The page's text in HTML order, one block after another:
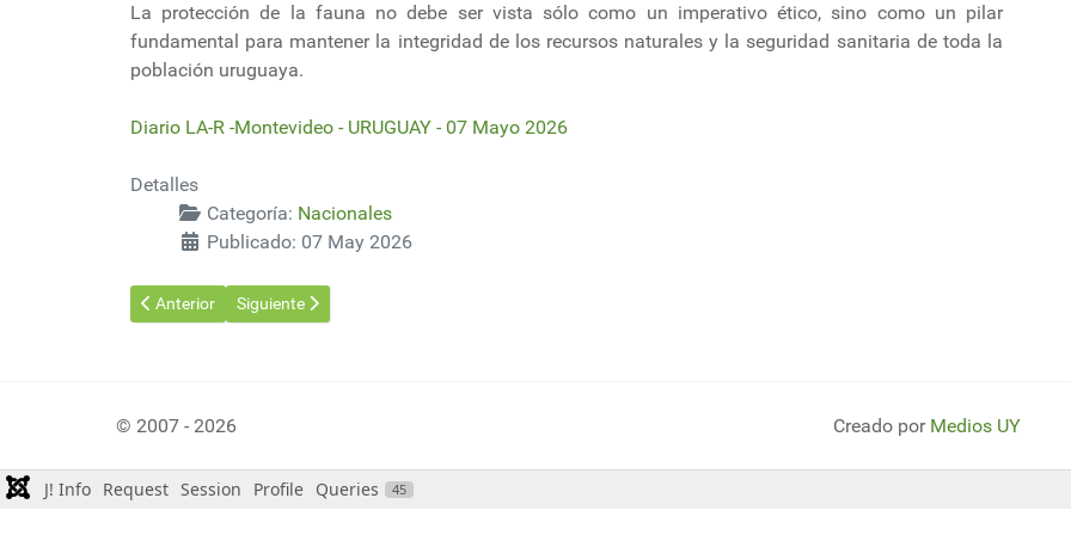
La protección de la fauna no debe ser vista sólo como un imperativo ético, sino como un pilar
fundamental para mantener la integridad de los recursos naturales y la seguridad sanitaria de toda la
población uruguaya.
Diario LA-R -Montevideo - URUGUAY - 07 Mayo 2026
Detalles
Categoría: Nacionales
Publicado: 07 May 2026
Artículo anterior: Hoy se presenta libro nacido a partir del conflicto y la refundación de la pesca en Uruguay.
Anterior Artículo siguiente: Los parques y avenidas arrasados por el picudo rojo: Bulevar Artigas ya perdió más de las
Siguiente
© 2007 - 2026 Creado por Medios UY
J! Info Request Session Profile Queries 45